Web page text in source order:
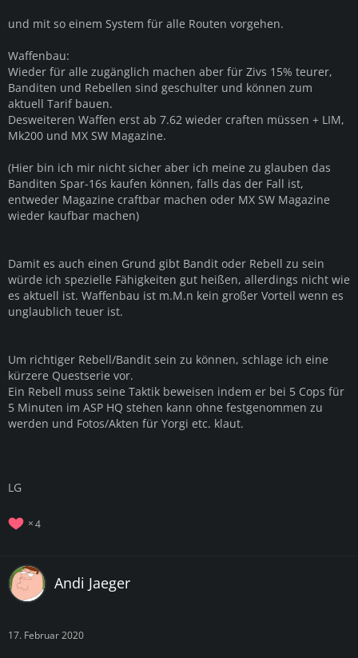
und mit so einem System für alle Routen vorgehen.
Waffenbau:
Wieder für alle zugänglich machen aber für Zivs 15% teurer,
Banditen und Rebellen sind geschulter und können zum
aktuell Tarif bauen.
Desweiteren Waffen erst ab 7.62 wieder craften müssen + LIM,
Mk200 und MX SW Magazine.
(Hier bin ich mir nicht sicher aber ich meine zu glauben das
Banditen Spar-16s kaufen können, falls das der Fall ist,
entweder Magazine craftbar machen oder MX SW Magazine
wieder kaufbar machen)
Damit es auch einen Grund gibt Bandit oder Rebell zu sein
würde ich spezielle Fähigkeiten gut heißen, allerdings nicht wie
es aktuell ist. Waffenbau ist m.M.n kein großer Vorteil wenn es
unglaublich teuer ist.
Um richtiger Rebell/Bandit sein zu können, schlage ich eine
kürzere Questserie vor.
Ein Rebell muss seine Taktik beweisen indem er bei 5 Cops für
5 Minuten im ASP HQ stehen kann ohne festgenommen zu
werden und Fotos/Akten für Yorgi etc. klaut.
LG
4
Andi Jaeger
17. Februar 2020